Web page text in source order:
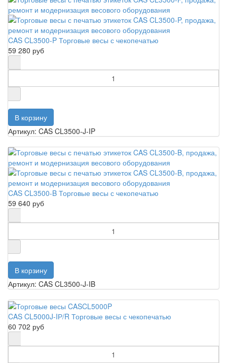
CAS CL3500-P Торговые весы с чекопечатью
59 280 руб
Артикул: CAS CL3500-J-IP
CAS CL3500-B Торговые весы с чекопечатью
59 640 руб
Артикул: CAS CL3500-J-IB
CAS CL5000J-IР/R Торговые весы с чекопечатью
60 702 руб